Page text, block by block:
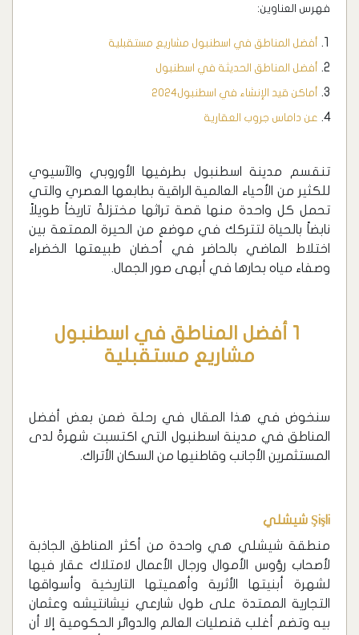
فهرس العناوين:
أفضل المناطق في اسطنبول مشاريع مستقبلية
أفضل المناطق الحديثة في اسطنبول
أماكن قيد الإنشاء في اسطنبول2024
عن داماس جروب العقارية
تنقسم مدينة اسطنبول بطرفيها الأوروبي والآسيوي
للكثير من الأحياء العالمية الراقية بطابعها العصري والتي
تحمل كل واحدة منها قصة تراثها مختزلةً تاريخاً طويلاً
نابضاً بالحياة لتتركك في موضع من الحيرة الممتعة بين
اختلاط الماضي بالحاضر في أحضان طبيعتها الخضراء
وصفاء مياه بحارها في أبهى صور الجمال.
1 أفضل المناطق في اسطنبول
مشاريع مستقبلية
سنخوض في هذا المقال في رحلة ضمن بعض أفضل
المناطق في مدينة اسطنبول التي اكتسبت شهرةً لدى
المستثمرين الأجانب وقاطنيها من السكان الأتراك.
Şişli شيشلي
منطقة شيشلي هي واحدة من أكثر المناطق الجاذبة
لأصحاب رؤوس الأموال ورجال الأعمال لامتلاك عقار فيها
لشهرة أبنيتها الأثرية وأهميتها التاريخية وأسواقها
التجارية الممتدة على طول شارعي نيشانتيشه وعثمان
بيه وتضم أغلب قنصليات العالم والدوائر الحكومية إلا أن